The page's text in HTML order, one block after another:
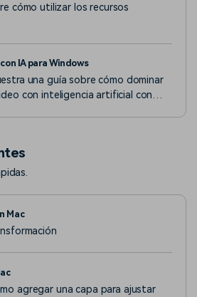
cómo utilizar los recursos
IA para Windows
una guía sobre cómo dominar
con inteligencia artificial con
Mac
agregar una capa para ajustar